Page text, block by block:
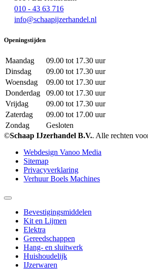
010 - 43 63 716
info@schaapijzerhandel.nl
Openingstijden
Maandag
09.00 tot 17.30 uur
Dinsdag
09.00 tot 17.30 uur
Woensdag
09.00 tot 17.30 uur
Donderdag
09.00 tot 17.30 uur
Vrijdag
09.00 tot 17.30 uur
Zaterdag
09.00 tot 17.00 uur
Zondag
Gesloten
©Schaap IJzerhandel B.V.. Alle rechten
Webdesign Vanoo Media
Sitemap
Privacyverklaring
Verhuur Boels Machines
Bevestigingsmiddelen
Kit en Lijmen
Elektra
Gereedschappen
Hang- en sluitwerk
Huishoudelijk
IJzerwaren